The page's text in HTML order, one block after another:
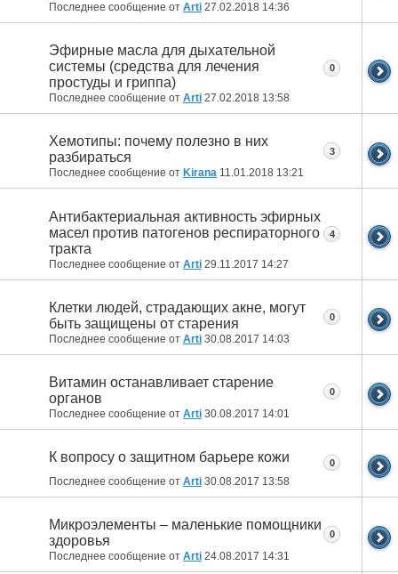
Последнее сообщение от Arti 27.02.2018 14:36
Эфирные масла для дыхательной
системы (средства для лечения
простуды и гриппа)
Последнее сообщение от Arti 27.02.2018 13:58
0
Хемотипы: почему полезно в них
разбираться
Последнее сообщение от Kirana 11.01.2018 13:21
3
Антибактериальная активность эфирных
масел против патогенов респираторного
тракта
Последнее сообщение от Arti 29.11.2017 14:27
4
Клетки людей, страдающих акне, могут
быть защищены от старения
Последнее сообщение от Arti 30.08.2017 14:03
0
Витамин останавливает старение
органов
Последнее сообщение от Arti 30.08.2017 14:01
0
К вопросу о защитном барьере кожи
Последнее сообщение от Arti 30.08.2017 13:58
0
Микроэлементы – маленькие помощники
здоровья
Последнее сообщение от Arti 24.08.2017 14:31
0